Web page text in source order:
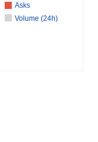
Asks
Volume (24h)